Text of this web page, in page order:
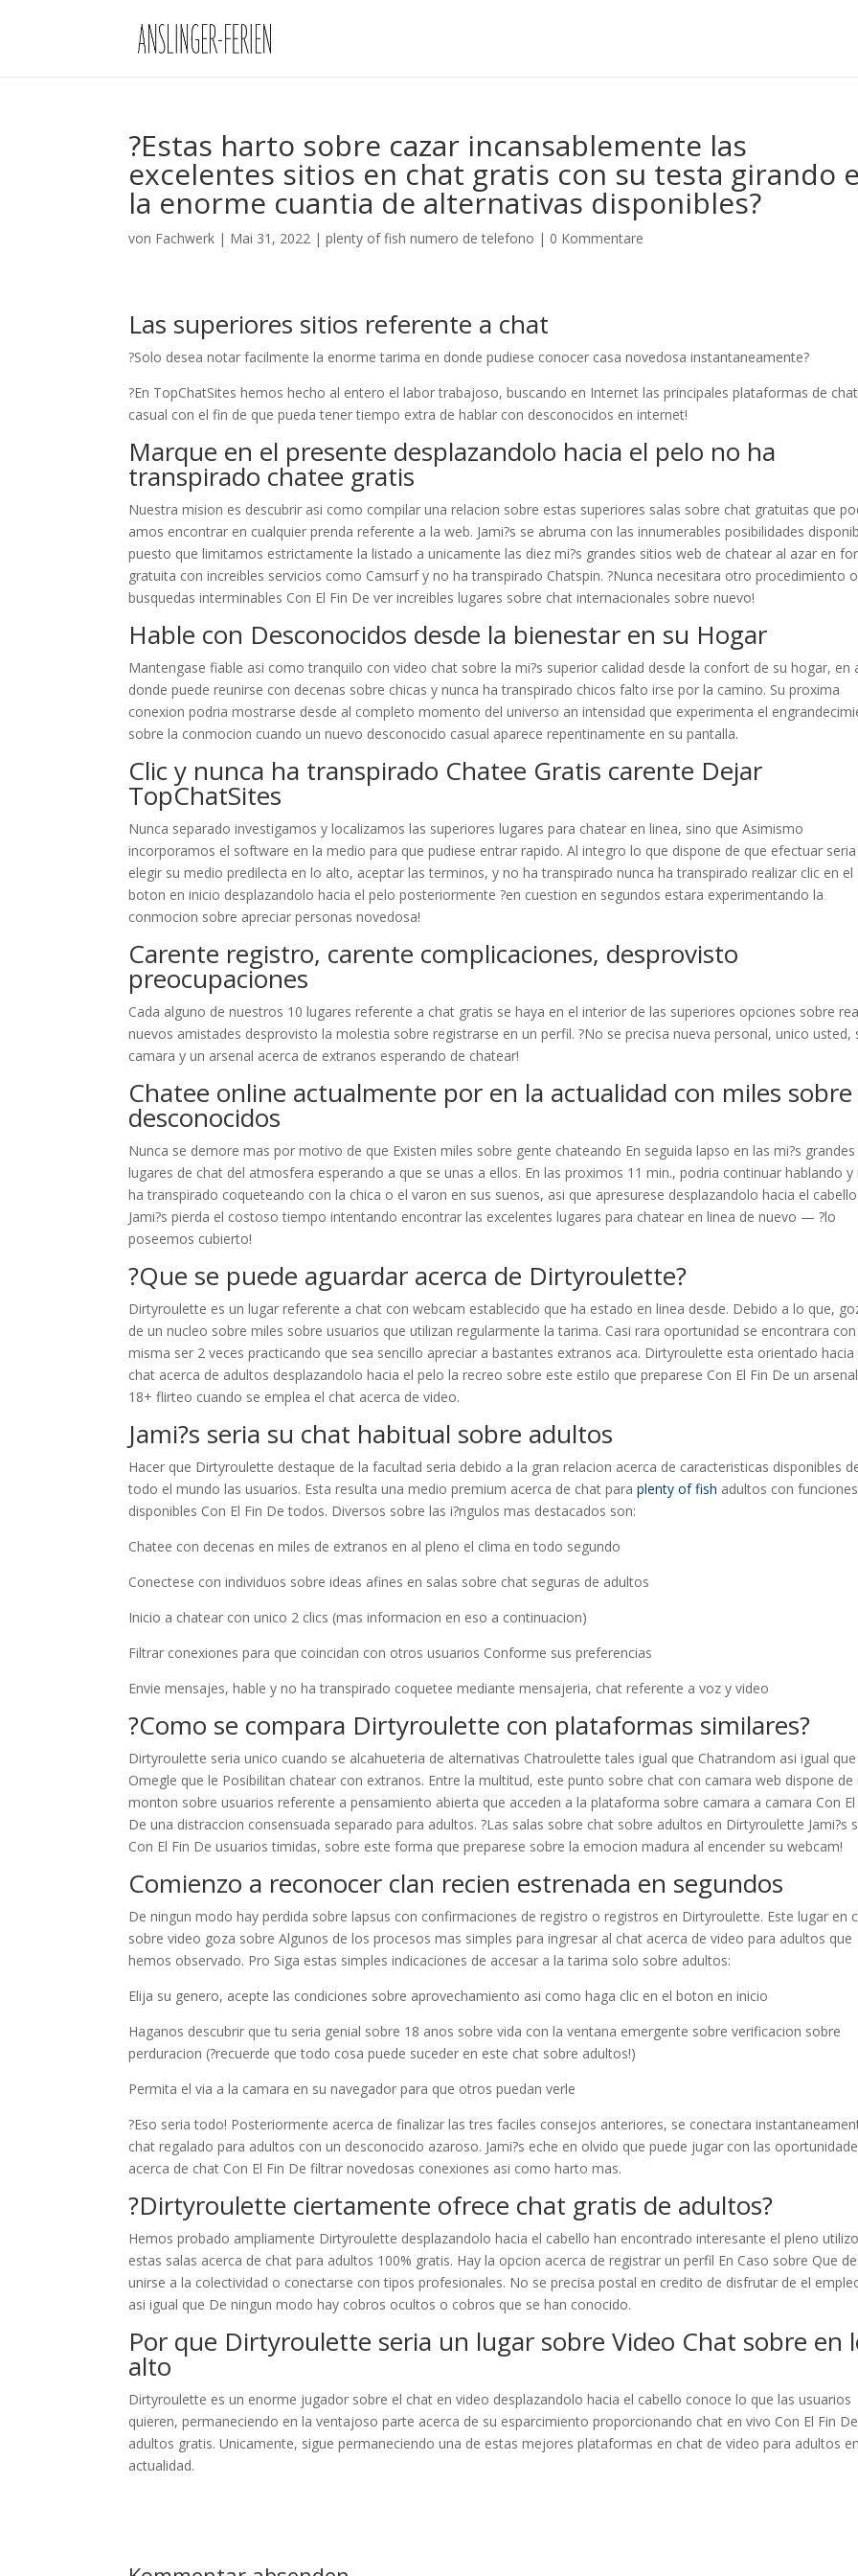
?Estas harto sobre cazar incansablemente las
excelentes sitios en chat gratis con su testa girando
la enorme cuanti­a de alternativas disponibles?
von Fachwerk | Mai 31, 2022 |plenty of fish numero de telefono | 0 Kommentare
Las superiores sitios referente a chat
?Solo desea notar facilmente la enorme tarima en donde pudiese conocer casa novedosa instantaneamente?
?En TopChatSites hemos hecho al entero el labor trabajoso, buscando en Internet las principales plataformas de chat
casual con el fin de que pueda tener tiempo extra de hablar con desconocidos en internet!
Marque en el presente desplazandolo hacia el pelo no ha
transpirado chatee gratis
Nuestra mision es descubrir asi­ como compilar una relacion sobre estas superiores salas sobre chat gratuitas que
amos encontrar en cualquier prenda referente a la web. Jami?s se abruma con las innumerables posibilidades
puesto que limitamos estrictamente la listado a unicamente las diez mi?s grandes sitios web de chatear al azar en
gratuita con increibles servicios como Camsurf y no ha transpirado Chatspin. ?Nunca necesitara otro procedimiento o
busquedas interminables Con El Fin De ver increibles lugares sobre chat internacionales sobre nuevo!
Hable con Desconocidos desde la bienestar en su Hogar
Mantengase fiable asi­ como tranquilo con video chat sobre la mi?s superior calidad desde la confort de su hogar, en
donde puede reunirse con decenas sobre chicas y nunca ha transpirado chicos falto irse por la camino. Su proxima
conexion podria mostrarse desde al completo momento del universo an intensidad que experimenta el
sobre la conmocion cuando un nuevo desconocido casual aparece repentinamente en su pantalla.
Clic y nunca ha transpirado Chatee Gratis carente Dejar
TopChatSites
Nunca separado investigamos y localizamos las superiores lugares para chatear en linea, sino que Asimismo
incorporamos el software en la medio para que pudiese entrar rapido. Al integro lo que dispone de que efectuar seri­a
elegir su medio predilecta en lo alto, aceptar las terminos, y no ha transpirado nunca ha transpirado realizar clic en el
boton en inicio desplazandolo hacia el pelo posteriormente ?en cuestion en segundos estara experimentando la
conmocion sobre apreciar personas novedosa!
Carente registro, carente complicaciones, desprovisto
preocupaciones
Cada alguno de nuestros 10 lugares referente a chat gratis se haya en el interior de las superiores opciones sobre
nuevos amistades desprovisto la molestia sobre registrarse en un perfil. ?No se precisa nueva personal, unico usted,
camara y un arsenal acerca de extranos esperando de chatear!
Chatee online actualmente por en la actualidad con miles sobre
desconocidos
Nunca se demore mas por motivo de que Existen miles sobre gente chateando En seguida lapso en las mi?s grandes
lugares de chat del atmosfera esperando a que se unas a ellos. En las proximos 11 min., podria continuar hablando y
ha transpirado coqueteando con la chica o el varon en sus suenos, asi que apresurese desplazandolo hacia el cabello
Jami?s pierda el costoso tiempo intentando encontrar las excelentes lugares para chatear en linea de nuevo — ?lo
poseemos cubierto!
?Que se puede aguardar acerca de Dirtyroulette?
Dirtyroulette es un lugar referente a chat con webcam establecido que ha estado en linea desde. Debido a lo que,
de un nucleo sobre miles sobre usuarios que utilizan regularmente la tarima. Casi rara oportunidad se encontrara con
misma ser 2 veces practicando que sea sencillo apreciar a bastantes extranos aca. Dirtyroulette esta orientado hacia
chat acerca de adultos desplazandolo hacia el pelo la recreo sobre este estilo que preparese Con El Fin De un
18+ flirteo cuando se emplea el chat acerca de video.
Jami?s seri­a su chat habitual sobre adultos
Hacer que Dirtyroulette destaque de la facultad seri­a debido a la gran relacion acerca de caracteristicas disponibles
todo el mundo las usuarios. Esta resulta una medio premium acerca de chat paraplenty of fish adultos con funciones
disponibles Con El Fin De todos. Diversos sobre las i?ngulos mas destacados son:
Chatee con decenas en miles de extranos en al pleno el clima en todo segundo
Conectese con individuos sobre ideas afines en salas sobre chat seguras de adultos
Inicio a chatear con unico 2 clics (mas informacion en eso a continuacion)
Filtrar conexiones para que coincidan con otros usuarios Conforme sus preferencias
Envie mensajes, hable y no ha transpirado coquetee mediante mensajeria, chat referente a voz y video
?Como se compara Dirtyroulette con plataformas similares?
Dirtyroulette seri­a unico cuando se alcahueteria de alternativas Chatroulette tales igual que Chatrandom asi­ igual que
Omegle que le Posibilitan chatear con extranos. Entre la multitud, este punto sobre chat con camara web dispone de
monton sobre usuarios referente a pensamiento abierta que acceden a la plataforma sobre camara a camara Con El
De una distraccion consensuada separado para adultos. ?Las salas sobre chat sobre adultos en Dirtyroulette Jami?s
Con El Fin De usuarios timidas, sobre este forma que preparese sobre la emocion madura al encender su webcam!
Comienzo a reconocer clan recien estrenada en segundos
De ningun modo hay perdida sobre lapsus con confirmaciones de registro o registros en Dirtyroulette. Este lugar en
sobre video goza sobre Algunos de los procesos mas simples para ingresar al chat acerca de video para adultos que
hemos observado. Pro Siga estas simples indicaciones de accesar a la tarima solo sobre adultos:
Elija su genero, acepte las condiciones sobre aprovechamiento asi­ como haga clic en el boton en inicio
Haganos descubrir que tu seri­a genial sobre 18 anos sobre vida con la ventana emergente sobre verificacion sobre
perduracion (?recuerde que todo cosa puede suceder en este chat sobre adultos!)
Permita el via a la camara en su navegador para que otros puedan verle
?Eso seri­a todo! Posteriormente acerca de finalizar las tres faciles consejos anteriores, se conectara
chat regalado para adultos con un desconocido azaroso. Jami?s eche en olvido que puede jugar con las
acerca de chat Con El Fin De filtrar novedosas conexiones asi­ como harto mas.
?Dirtyroulette ciertamente ofrece chat gratis de adultos?
Hemos probado ampliamente Dirtyroulette desplazandolo hacia el cabello han encontrado interesante el pleno
estas salas acerca de chat para adultos 100% gratis. Hay la opcion acerca de registrar un perfil En Caso sobre Que
unirse a la colectividad o conectarse con tipos profesionales. No se precisa postal en credito de disfrutar de el
asi­ igual que De ningun modo hay cobros ocultos o cobros que se han conocido.
Por que Dirtyroulette seri­a un lugar sobre Video Chat sobre en
alto
Dirtyroulette es un enorme jugador sobre el chat en video desplazandolo hacia el cabello conoce lo que las usuarios
quieren, permaneciendo en la ventajoso parte acerca de su esparcimiento proporcionando chat en vivo Con El Fin De
adultos gratis. Unicamente, sigue permaneciendo una de estas mejores plataformas en chat de video para adultos
actualidad.